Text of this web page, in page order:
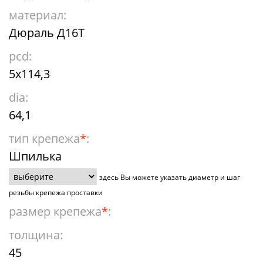
материал:
Дюраль Д16Т
pcd:
5x114,3
dia:
64,1
тип крепежа*:
Шпилька
здесь Вы можете указать диаметр и шаг
резьбы крепежа проставки
размер крепежа*:
толщина:
45